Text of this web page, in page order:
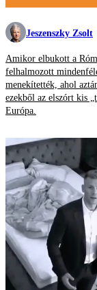
Jeszenszky Zsolt
Amikor elbukott a
felhalmozott
menekítették, ahol
ezekből az elszórt kis
Európa.